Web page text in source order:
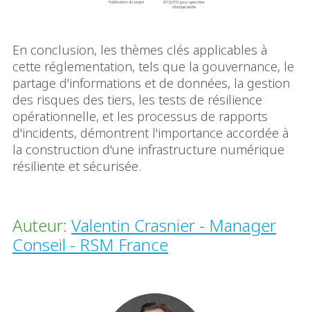
En conclusion, les thèmes clés applicables à
cette réglementation, tels que la gouvernance, le
partage d'informations et de données, la gestion
des risques des tiers, les tests de résilience
opérationnelle, et les processus de rapports
d'incidents, démontrent l'importance accordée à
la construction d'une infrastructure numérique
résiliente et sécurisée.
Auteur: Valentin Crasnier - Manager
Conseil - RSM France